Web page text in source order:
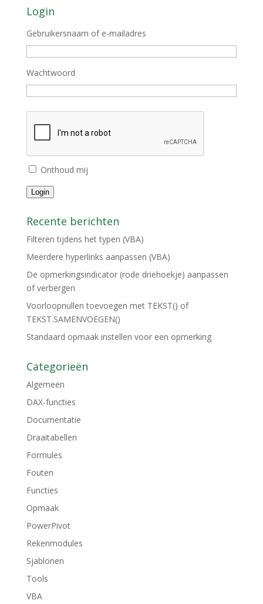
Login
Gebruikersnaam of e-mailadres
Wachtwoord
Onthoud mij
Login
Recente berichten
Filteren tijdens het typen (VBA)
Meerdere hyperlinks aanpassen (VBA)
De opmerkingsindicator (rode driehoekje) aanpassen
of verbergen
Voorloopnullen toevoegen met TEKST() of
TEKST.SAMENVOEGEN()
Standaard opmaak instellen voor een opmerking
Categorieën
Algemeen
DAX-functies
Documentatie
Draaitabellen
Formules
Fouten
Functies
Opmaak
PowerPivot
Rekenmodules
Sjablonen
Tools
VBA